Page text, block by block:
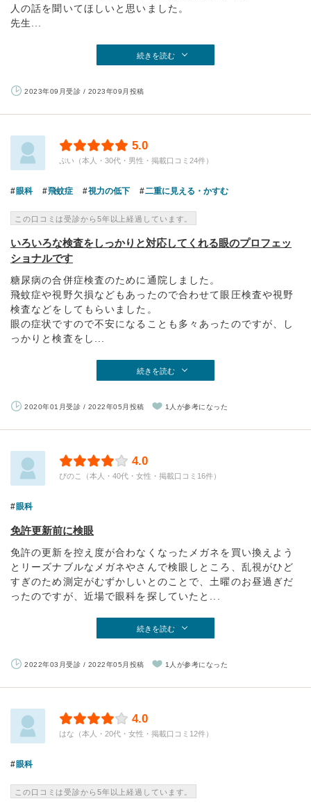
人の話を聞いてほしいと思いました。
先生...
続きを読む
2023年09月受診 / 2023年09月投稿
5.0
ぷい（本人・30代・男性・掲載口コミ24件）
眼科 飛蚊症 視力の低下 二重に見える・かすむ
この口コミは受診から5年以上経過しています。
いろいろな検査をしっかりと対応してくれる眼のプロフェッ
ショナルです
糖尿病の合併症検査のために通院しました。
飛蚊症や視野欠損などもあったので合わせて眼圧検査や視野
検査などをしてもらいました。
眼の症状ですので不安になることも多々あったのですが、し
っかりと検査をし...
続きを読む
2020年01月受診 / 2022年05月投稿 1人が参考になった
4.0
ぴのこ（本人・40代・女性・掲載口コミ16件）
眼科
免許更新前に検眼
免許の更新を控え度が合わなくなったメガネを買い換えよう
とリーズナブルなメガネやさんで検眼しところ、乱視がひど
すぎのため測定がむずかしいとのことで、土曜のお昼過ぎだ
ったのですが、近場で眼科を探していたと...
続きを読む
2022年03月受診 / 2022年05月投稿 1人が参考になった
4.0
はな（本人・20代・女性・掲載口コミ12件）
眼科
この口コミは受診から5年以上経過しています。